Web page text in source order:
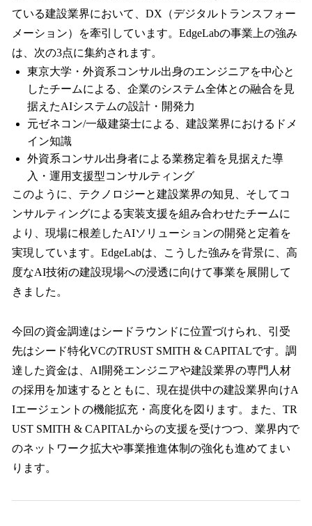
ている建設業界において、DX（デジタルトランスフォー
メーション）を牽引しています。EdgeLabの事業上の強み
は、次の3点に集約されます。
東京大学・外資系コンサル出身のエンジニアを中心と
したチームによる、企業のシステム全体との融合を見
据えたAIシステムの設計・開発力
元ゼネコン/一級建築士による、建設業界におけるドメ
イン知識
外資系コンサル出身者による業務定着を見据えた導
入・運用支援型コンサルティング
このように、テクノロジーと建設業界の知見、そしてコ
ンサルティングによる実装支援を組み合わせたチームに
より、現場に根差したAIソリューションの開発と定着を
実現しています。EdgeLabは、こうした強みを背景に、高
度なAI技術の建設現場への浸透に向けて事業を展開して
きました。
今回の資金調達はシードラウンドに位置づけられ、引受
先はシード特化VCのTRUST SMITH & CAPITALです。調
達した資金は、AI開発エンジニアや建設業界の専門人材
の採用を加速するとともに、現在提供中の建設業界向けA
Iエージェントの機能拡充・高度化を図ります。また、TR
UST SMITH & CAPITALからの支援を受けつつ、業界内で
のネットワーク拡大や事業推進体制の強化も進めてまい
ります。